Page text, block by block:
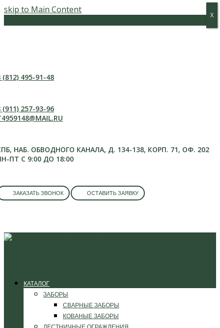
skip to Main Content
(812) 495-91-48
(911) 257-93-96
НАБ. ОБВОДНОГО КАНАЛА, Д. 134-138, КОРП. 71, ОФ. 202
ПТ С 9:00 ДО 18:00
ЗАКАЗАТЬ ЗВОНОК ОСТАВИТЬ ЗАЯВКУ
КАТАЛОГ
ЗАБОРЫ
СВАРНЫЕ ЗАБОРЫ
КОВАНЫЕ ЗАБОРЫ
Х
Х